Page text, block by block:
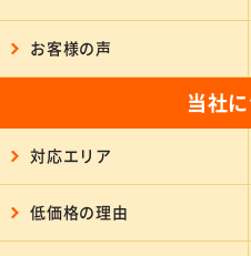
お客様の声
当社
対応エリア
低価格の理由